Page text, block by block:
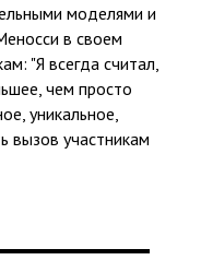
моделями и
в своем
"Я всегда считал,
чем просто
уникальное,
вызов участникам